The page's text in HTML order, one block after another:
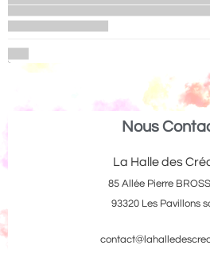
Nous
La Halle des
85 Allée Pierre
93320 Les Pavillons